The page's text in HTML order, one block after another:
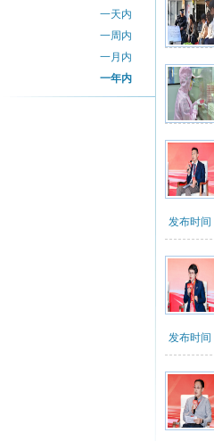
一天内
一周内
一月内
一年内
发布时间
发布时间